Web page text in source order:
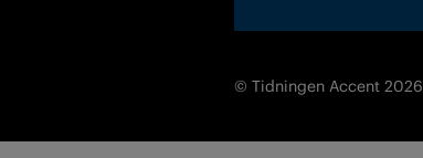
© Tidningen Accent 2026